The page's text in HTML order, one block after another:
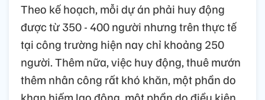
Theo kế hoạch, mỗi dự án phải huy động
được từ 350 - 400 người nhưng trên thực tế
tại công trường hiện nay chỉ khoảng 250
người. Thêm nữa, việc huy động, thuê mướn
thêm nhân công rất khó khăn, một phần do